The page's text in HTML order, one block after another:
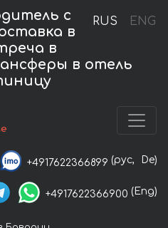
RUS ENG
с
в
в
в отель
+4917622366899 (рус, De)
+4917622366900 (Eng)